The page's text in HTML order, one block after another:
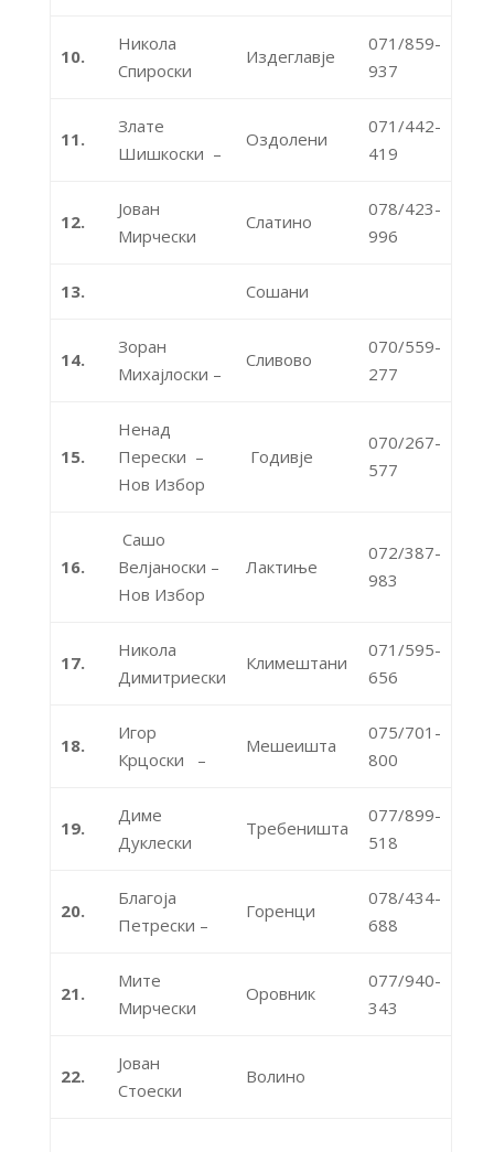
10.
Никола
Спироски
Издеглавје
071/859-
937
11.
Злате
Шишкоски –
Оздолени
071/442-
419
12.
Јован
Мирчески
Слатино
078/423-
996
13. Сошани
14.
Зоран
Михајлоски –
Сливово
070/559-
277
15.
Ненад
Перески –
Нов Избор
Годивје
070/267-
577
16.
Сашо
Велјаноски –
Нов Избор
Лактиње
072/387-
983
17.
Никола
Димитриески
Климештани
071/595-
656
18.
Игор
Крцоски –
Мешеишта
075/701-
800
19.
Диме
Дуклески
Требеништа
077/899-
518
20.
Благоја
Петрески –
Горенци
078/434-
688
21.
Мите
Мирчески
Оровник
077/940-
343
22.
Јован
Стоески
Волино